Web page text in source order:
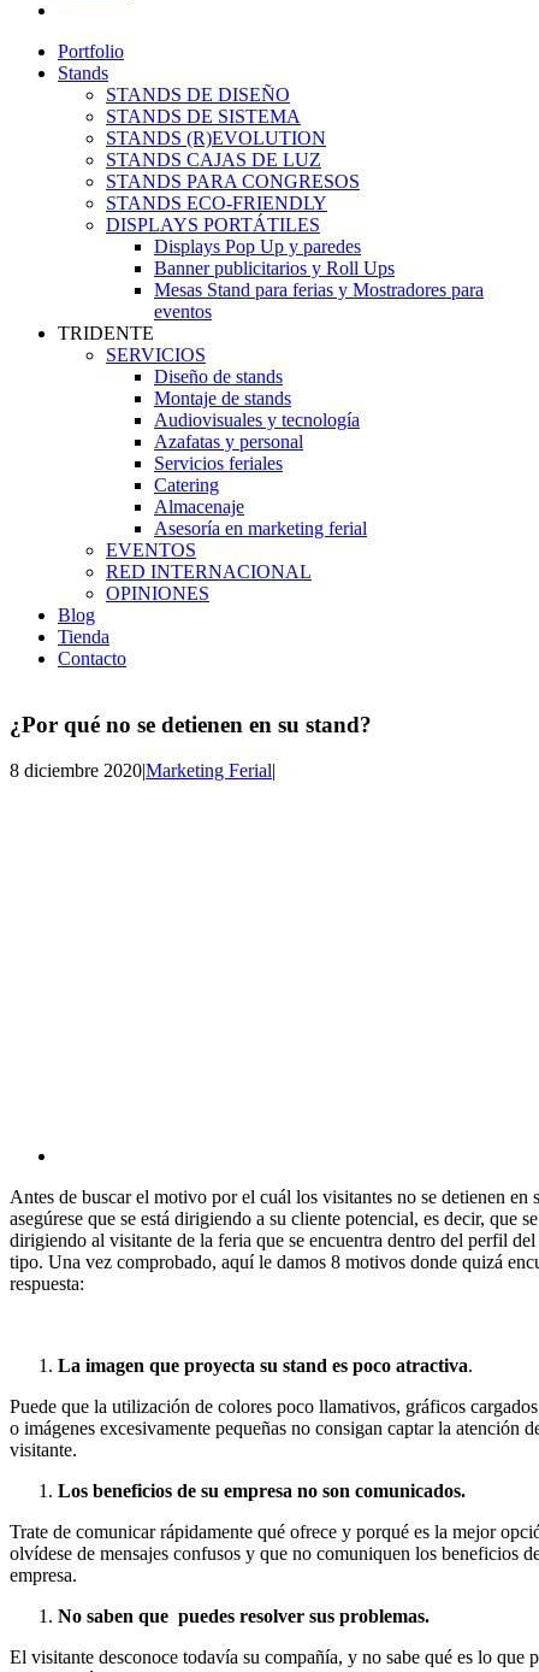
Portfolio
Stands
STANDS DE DISEÑO
STANDS DE SISTEMA
STANDS (R)EVOLUTION
STANDS CAJAS DE LUZ
STANDS PARA CONGRESOS
STANDS ECO-FRIENDLY
DISPLAYS PORTÁTILES
Displays Pop Up y paredes
Banner publicitarios y Roll Ups
Mesas Stand para ferias y Mostradores para
eventos
TRIDENTE
SERVICIOS
Diseño de stands
Montaje de stands
Audiovisuales y tecnología
Azafatas y personal
Servicios feriales
Catering
Almacenaje
Asesoría en marketing ferial
EVENTOS
RED INTERNACIONAL
OPINIONES
Blog
Tienda
Contacto
¿Por qué no se detienen en su stand?
8 diciembre 2020|Marketing Ferial|
Antes de buscar el motivo por el cuál los visitantes no se detienen en
asegúrese que se está dirigiendo a su cliente potencial, es decir, que
dirigiendo al visitante de la feria que se encuentra dentro del perfil
tipo. Una vez comprobado, aquí le damos 8 motivos donde quizá
respuesta:
La imagen que proyecta su stand es poco atractiva.
Puede que la utilización de colores poco llamativos, gráficos
o imágenes excesivamente pequeñas no consigan captar la atención
visitante.
Los beneficios de su empresa no son comunicados.
Trate de comunicar rápidamente qué ofrece y porqué es la mejor
olvídese de mensajes confusos y que no comuniquen los beneficios
empresa.
No saben que puedes resolver sus problemas.
El visitante desconoce todavía su compañía, y no sabe qué es lo que